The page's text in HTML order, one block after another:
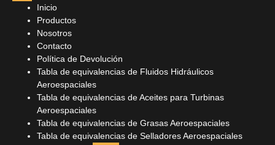
Inicio
Productos
Nosotros
Contacto
Política de Devolución
Tabla de equivalencias de Fluidos Hidráulicos
Aeroespaciales
Tabla de equivalencias de Aceites para Turbinas
Aeroespaciales
Tabla de equivalencias de Grasas Aeroespaciales
Tabla de equivalencias de Selladores Aeroespaciales